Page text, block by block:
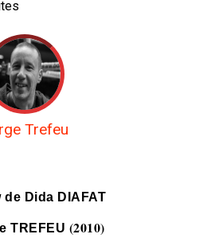
Trefeu
de Dida DIAFAT
TREFEU (2010)